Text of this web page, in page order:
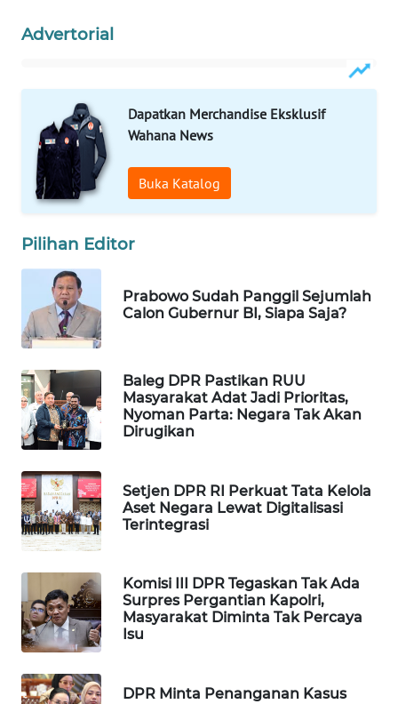
Advertorial
Dapatkan Merchandise Eksklusif
Wahana News
Buka Katalog
Pilihan Editor
Prabowo Sudah Panggil Sejumlah
Calon Gubernur BI, Siapa Saja?
Baleg DPR Pastikan RUU
Masyarakat Adat Jadi Prioritas,
Nyoman Parta: Negara Tak Akan
Dirugikan
Setjen DPR RI Perkuat Tata Kelola
Aset Negara Lewat Digitalisasi
Terintegrasi
Komisi III DPR Tegaskan Tak Ada
Surpres Pergantian Kapolri,
Masyarakat Diminta Tak Percaya
Isu
DPR Minta Penanganan Kasus
WAHANA
PERSONA
WAHANA
OTOMOTIF
HEALTH
WAHANA
DESA
LAPAK
WAHANA
Wahana
Network
KONSUMEN
LISTRIK
MASYARAKAT
KELISTRIKAN
ID